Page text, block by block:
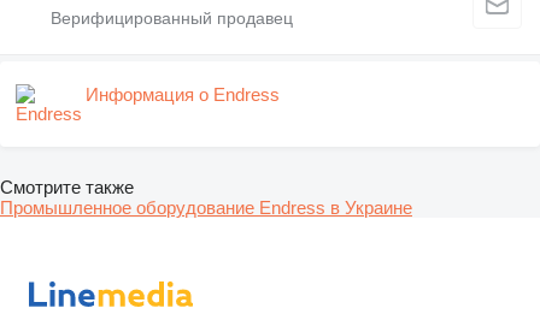
Информация о Endress
Смотрите также
Промышленное оборудование Endress в Украине